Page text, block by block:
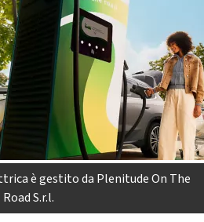
è gestito da Plenitude On The
Road S.r.l.